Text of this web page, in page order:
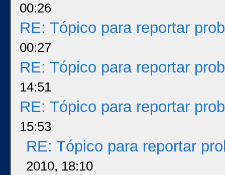
00:26
RE: Tópico para reportar
00:27
RE: Tópico para reportar
14:51
RE: Tópico para reportar
15:53
RE: Tópico para reportar
2010, 18:10